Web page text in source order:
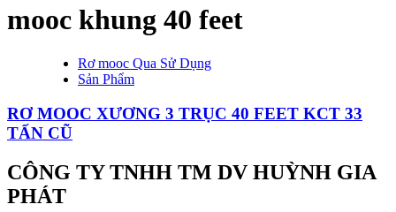
mooc khung 40 feet
Rơ mooc Qua Sử Dụng
Sản Phẩm
RƠ MOOC XƯƠNG 3 TRỤC 40 FEET KCT 33
TẤN CŨ
CÔNG TY TNHH TM DV HUỲNH GIA
PHÁT